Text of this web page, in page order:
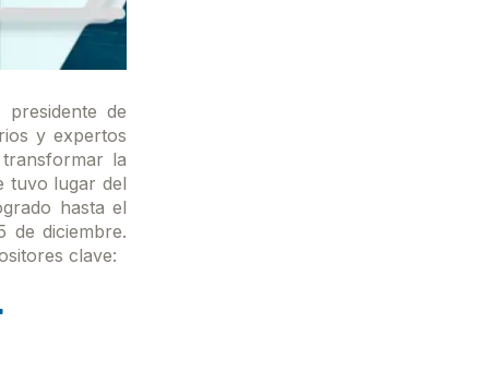
de
y expertos
la
tuvo lugar del
hasta el
de diciembre.
clave: